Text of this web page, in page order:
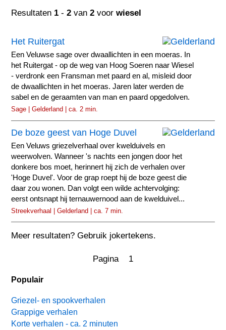
Resultaten 1 -2 van2 voorwiesel
Het Ruitergat
Een Veluwse sage over dwaallichten in een moeras. In
het Ruitergat - op de weg van Hoog Soeren naar Wiesel
- verdronk een Fransman met paard en al, misleid door
de dwaallichten in het moeras. Jaren later werden de
sabel en de geraamten van man en paard opgedolven.
Sage | Gelderland | ca. 2 min.
De boze geest van Hoge Duvel
Een Veluws griezelverhaal over kwelduivels en
weerwolven. Wanneer 's nachts een jongen door het
donkere bos moet, herinnert hij zich de verhalen over
'Hoge Duvel'. Voor de grap roept hij de boze geest die
daar zou wonen. Dan volgt een wilde achtervolging:
eerst ontsnapt hij ternauwernood aan de kwelduivel...
Streekverhaal | Gelderland | ca. 7 min.
Meer resultaten? Gebruik jokertekens.
Pagina 1
Populair
Griezel- en spookverhalen
Grappige verhalen
Korte verhalen - ca. 2 minuten